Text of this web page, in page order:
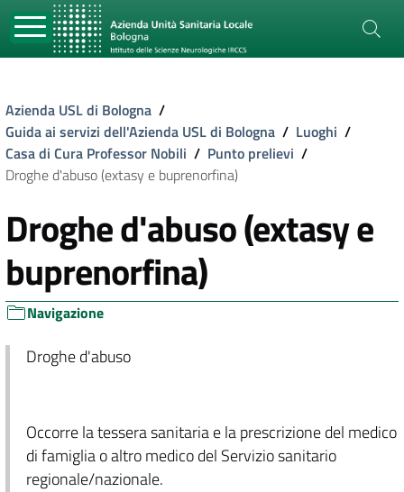
Azienda USL di Bologna /
Guida ai servizi dell'Azienda USL di Bologna / Luoghi /
Casa di Cura Professor Nobili / Punto prelievi /
Droghe d'abuso (extasy e buprenorfina)
Droghe d'abuso (extasy e
buprenorfina)
Navigazione
Droghe d'abuso
Occorre la tessera sanitaria e la prescrizione del medico
di famiglia o altro medico del Servizio sanitario
regionale/nazionale.